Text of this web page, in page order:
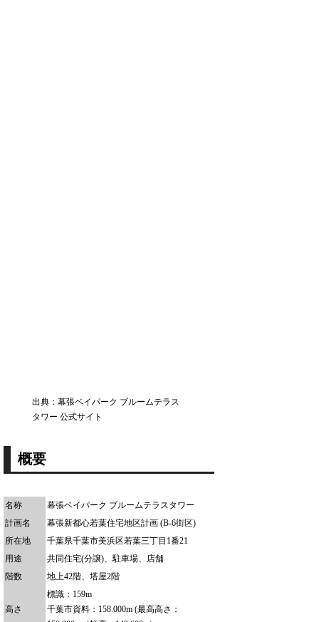
出典：幕張ベイパーク ブルームテラス
タワー 公式サイト
概要
名称
幕張ベイパーク ブルームテラスタワー
計画名
幕張新都心若葉住宅地区計画 (B-6街区)
所在地
千葉県千葉市美浜区若葉三丁目1番21
用途
共同住宅(分譲)、駐車場、店舗
階数
地上42階、塔屋2階
高さ
標識：159m
千葉市資料：158.000m (最高高さ：